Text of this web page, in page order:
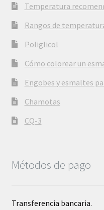
Temperatura
Rangos de
Poliglicol
Cómo colorear un
Engobes y esmaltes
Chamotas
CQ-3
Métodos de pago
Transferencia bancaria.